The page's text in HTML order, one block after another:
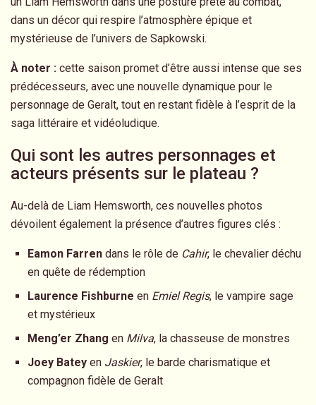
dans un décor qui respire l’atmosphère épique et
mystérieuse de l’univers de Sapkowski.
À noter : cette saison promet d’être aussi intense que ses
prédécesseurs, avec une nouvelle dynamique pour le
personnage de Geralt, tout en restant fidèle à l’esprit de la
saga littéraire et vidéoludique.
Qui sont les autres personnages et
acteurs présents sur le plateau ?
Au-delà de Liam Hemsworth, ces nouvelles photos
dévoilent également la présence d’autres figures clés :
Eamon Farren dans le rôle de Cahir, le chevalier déchu
en quête de rédemption
Laurence Fishburne en Emiel Regis, le vampire sage
et mystérieux
Meng’er Zhang en Milva, la chasseuse de monstres
Joey Batey en Jaskier, le barde charismatique et
compagnon fidèle de Geralt